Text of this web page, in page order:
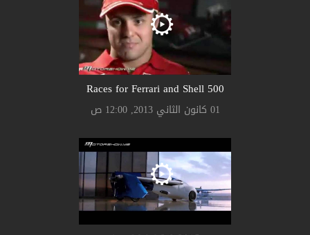
500 Races for Ferrari and Shell
01 كانون الثاني 2013, 12:00 ص